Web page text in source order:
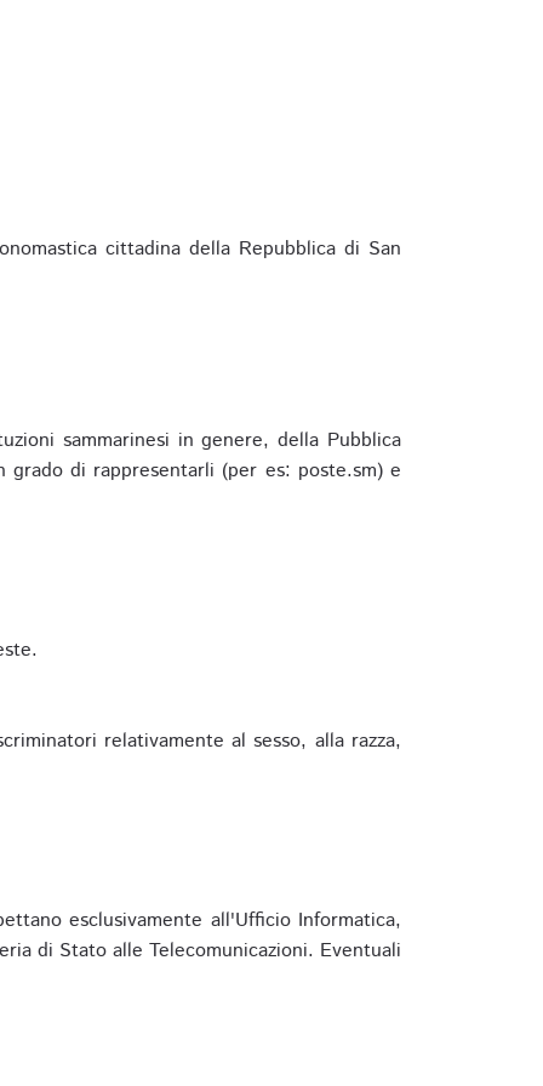
cittadina della Repubblica di San
sammarinesi in genere, della Pubblica
di rappresentarli (per es: poste.sm) e
relativamente al sesso, alla razza,
esclusivamente all'Ufficio Informatica,
di Stato alle Telecomunicazioni. Eventuali